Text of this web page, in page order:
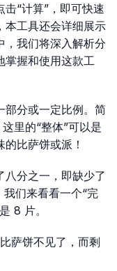
“计算”，即可快速
本工具还会详细展示
，我们将深入解析分
掌握和使用这款工
部分或一定比例。简
里的“整体”可以是
比萨饼或派！
八分之一，即缺少了
们来看看一个“完
8 片。
萨饼不见了，而剩